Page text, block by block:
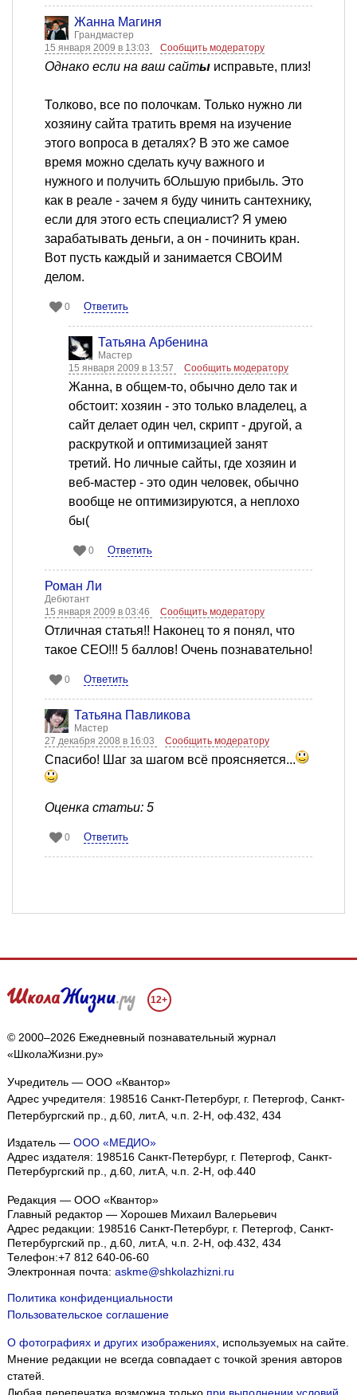
Жанна Магиня
Грандмастер
15 января 2009 в 13:03
Сообщить модератору
Однако если на ваш сайты исправьте, плиз!
Толково, все по полочкам. Только нужно ли
хозяину сайта тратить время на изучение
этого вопроса в деталях? В это же самое
время можно сделать кучу важного и
нужного и получить бОльшую прибыль. Это
как в реале - зачем я буду чинить сантехнику,
если для этого есть специалист? Я умею
зарабатывать деньги, а он - починить кран.
Вот пусть каждый и занимается СВОИМ
делом.
0 Ответить
Татьяна Арбенина
Мастер
15 января 2009 в 13:57
Сообщить модератору
Жанна, в общем-то, обычно дело так и
обстоит: хозяин - это только владелец, а
сайт делает один чел, скрипт - другой, а
раскруткой и оптимизацией занят
третий. Но личные сайты, где хозяин и
веб-мастер - это один человек, обычно
вообще не оптимизируются, а неплохо
бы(
0 Ответить
Роман Ли
Дебютант
15 января 2009 в 03:46
Сообщить модератору
Отличная статья!! Наконец то я понял, что
такое СЕО!!! 5 баллов! Очень познавательно!
0 Ответить
Татьяна Павликова
Мастер
27 декабря 2008 в 16:03
Сообщить модератору
Спасибо! Шаг за шагом всё проясняется...
Оценка статьи: 5
0 Ответить
12+
© 2000–2026 Ежедневный познавательный журнал
«ШколаЖизни.ру»
Учредитель — ООО «Квантор»
Адрес учредителя: 198516 Санкт-Петербург, г. Петергоф, Санкт-
Петербургский пр., д.60, лит.А, ч.п. 2-Н, оф.432, 434
Издатель — ООО «МЕДИО»
Адрес издателя: 198516 Санкт-Петербург, г. Петергоф, Санкт-
Петербургский пр., д.60, лит.А, ч.п. 2-Н, оф.440
Редакция — ООО «Квантор»
Главный редактор — Хорошев Михаил Валерьевич
Адрес редакции: 198516 Санкт-Петербург, г. Петергоф, Санкт-
Петербургский пр., д.60, лит.А, ч.п. 2-Н, оф.432, 434
Телефон:+7 812 640-06-60
Электронная почта: askme@shkolazhizni.ru
Политика конфиденциальности
Пользовательское соглашение
О фотографиях и других изображениях, используемых на сайте.
Мнение редакции не всегда совпадает с точкой зрения авторов
статей.